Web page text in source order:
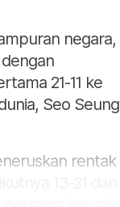
negara,
21-11 ke
Seo Seung
rentak